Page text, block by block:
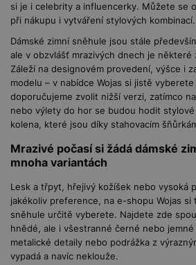
si je i celebrity a influencerky. Můžete se
při nákupu i vytváření stylových kombinací.
Dámské zimní sněhule jsou stále
ale v obzvlášť mrazivých dnech je některé
Záleží na designovém provedení, výšce i
modelu – v nabídce Wojas si jistě
doporučujeme zvolit nižší verzi, zatímco
nebo výlety do hor se budou hodit
kolena, které jsou díky stahovacím
Mrazivé počasí si žádá dámské
mnoha variantách
Lesk a třpyt, hřejivý kožíšek nebo vysoká
jakékoliv preference, na e-shopu Wojas si
sněhule určitě vyberete. Najdete zde
hnědé, ale i všestranné černé nebo
metalické detaily nebo podrážka z
vypadá a navíc neklouže.